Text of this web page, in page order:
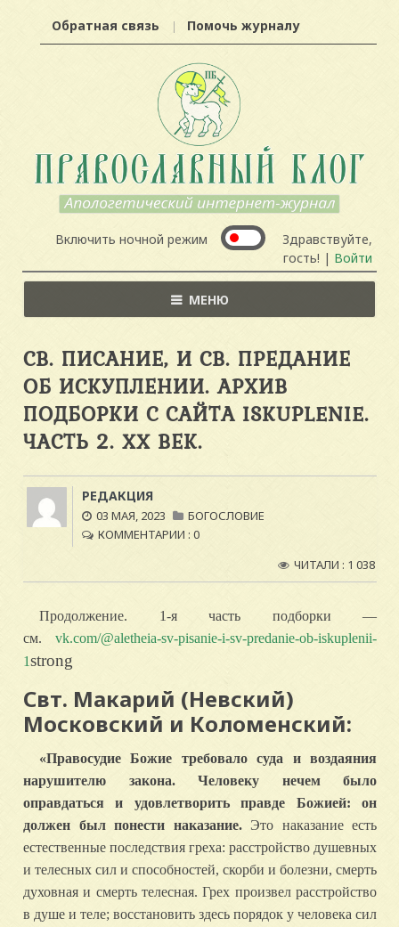
Обратная связь Помочь журналу
Включить ночной режим
Здравствуйте,
гость! | Войти
МЕНЮ
СВ. ПИСАНИЕ, И СВ. ПРЕДАНИЕ
ОБ ИСКУПЛЕНИИ. АРХИВ
ПОДБОРКИ С САЙТА ISKUPLENIE.
ЧАСТЬ 2. XX ВЕК.
РЕДАКЦИЯ
03 МАЯ, 2023
БОГОСЛОВИЕ
КОММЕНТАРИИ : 0
ЧИТАЛИ : 1 038
Продолжение. 1-я часть подборки —
см. vk.com/@aletheia-sv-pisanie-i-sv-predanie-ob-iskuplenii-
1strong
Свт. Макарий (Невский)
Московский и Коломенский:
«Правосудие Божие требовало суда и воздаяния
нарушителю закона. Человеку нечем было
оправдаться и удовлетворить правде Божией: он
должен был понести наказание.Это наказание есть
естественные последствия греха: расстройство душевных
и телесных сил и способностей, скорби и болезни, смерть
духовная и смерть телесная. Грех произвел расстройство
в душе и теле; восстановить здесь порядок у человека сил